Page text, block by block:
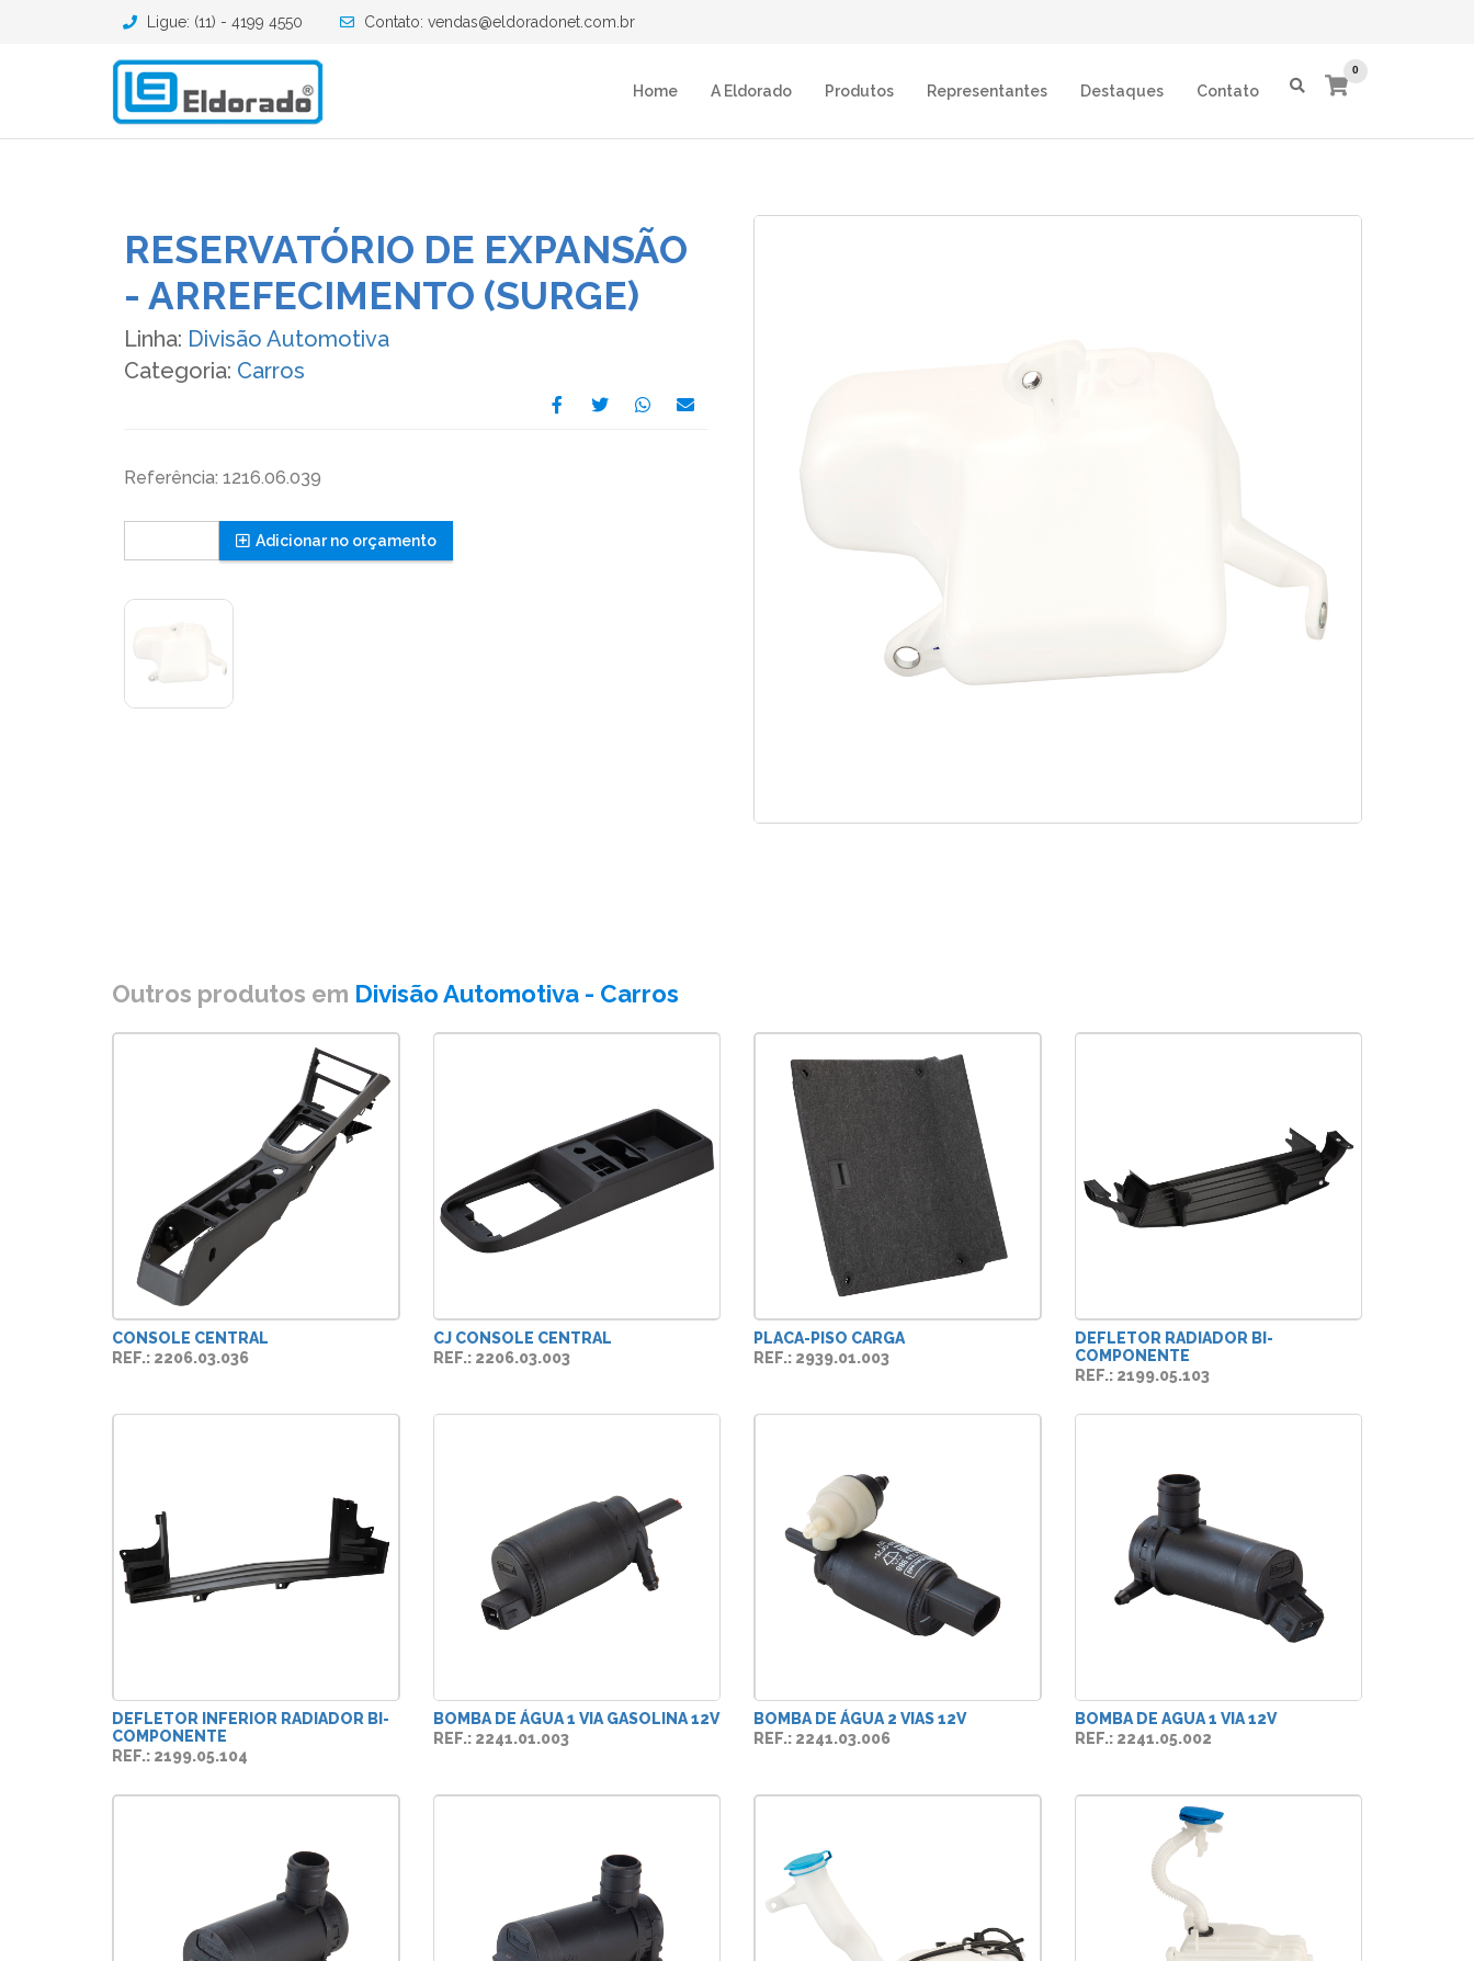
Ligue: (11) - 4199 4550 Contato: vendas@eldoradonet.com.br
0
Home A Eldorado Produtos Representantes Destaques Contato
RESERVATÓRIO DE EXPANSÃO
- ARREFECIMENTO (SURGE)
Linha: Divisão Automotiva
Categoria: Carros
Referência: 1216.06.039
Adicionar no orçamento
Outros produtos em Divisão Automotiva - Carros
CONSOLE CENTRAL
REF.: 2206.03.036
CJ CONSOLE CENTRAL
REF.: 2206.03.003
PLACA-PISO CARGA
REF.: 2939.01.003
DEFLETOR RADIADOR BI-
COMPONENTE
REF.: 2199.05.103
DEFLETOR INFERIOR RADIADOR BI-
COMPONENTE
REF.: 2199.05.104
BOMBA DE ÁGUA 1 VIA GASOLINA 12V
REF.: 2241.01.003
BOMBA DE ÁGUA 2 VIAS 12V
REF.: 2241.03.006
BOMBA DE AGUA 1 VIA 12V
REF.: 2241.05.002